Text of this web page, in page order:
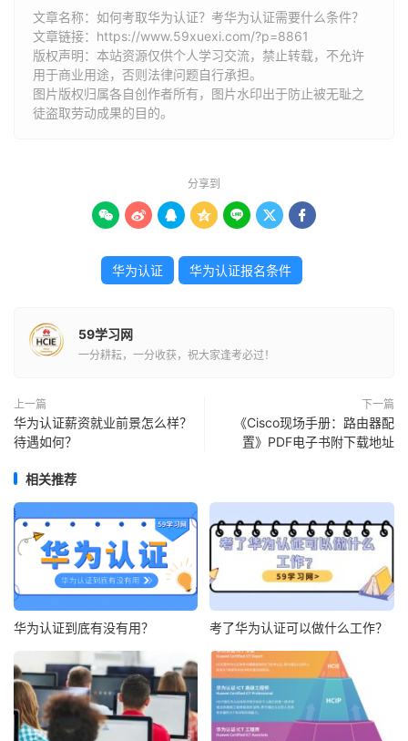
文章名称：如何考取华为认证？考华为认证需要什么条件？
文章链接： https://www.59xuexi.com/?p=8861
版权声明：本站资源仅供个人学习交流，禁止转载，不允许
用于商业用途，否则法律问题自行承担。
图片版权归属各自创作者所有，图片水印出于防止被无耻之
徒盗取劳动成果的目的。
分享到
      
华为认证 华为认证报名条件
59学习网
一分耕耘，一分收获，祝大家逢考必过！
上一篇
华为认证薪资就业前景怎么样？
待遇如何？
下一篇
《Cisco现场手册：路由器配
置》PDF电子书附下载地址
相关推荐
华为认证到底有没有用？ 考了华为认证可以做什么工作？